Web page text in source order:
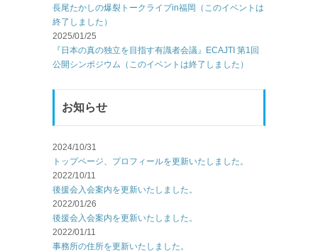
長尾たかしの爆裂トークライブin福岡（このイベントは
終了しました）
2025/01/25
『日本の真の独立を目指す有識者会議』ECAJTI 第1回
公開シンポジウム（このイベントは終了しました）
お知らせ
2024/10/31
トップページ、プロフィールを更新いたしました。
2022/10/11
後援会入会案内を更新いたしました。
2022/01/26
後援会入会案内を更新いたしました。
2022/01/11
事務所の住所を更新いたしました。